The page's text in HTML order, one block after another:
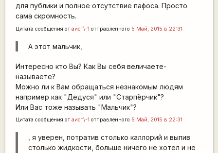
для публики и полное отсутствие пафоса. Просто
сама скромность.
Цитата сообщения от аист\-1 отправленного 5 Май, 2015 в 22:31
А этот мальчик,
Интересно кто Вы? Как Вы себя величаете-
называете?
Можно ли к Вам обращаться незнакомым людям
например как "Дедуся" или "Старпёрчик"?
Или Вас тоже называть "Мальчик"?
Цитата сообщения от аист\-1 отправленного 5 Май, 2015 в 22:31
, я уверен, потратив столько каллорий и выпив
столько жидкости, больше ничего не хотел и не